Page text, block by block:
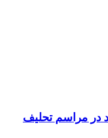
در مراسم تحلیف